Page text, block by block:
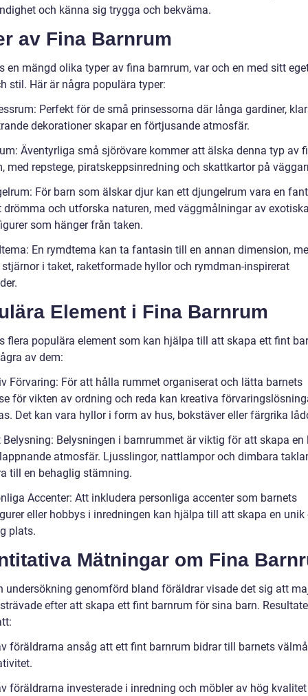
och känna sig trygga och bekväma.
av Fina Barnrum
en mängd olika typer av fina barnrum, var och en med sitt
stil. Här är några populära typer:
Perfekt för de små prinsessorna där långa gardiner,
dekorationer skapar en förtjusande atmosfär.
Äventyrliga små sjörövare kommer att älska denna typ av
med repstege, piratskeppsinredning och skattkartor på
För barn som älskar djur kan ett djungelrum vara en
drömma och utforska naturen, med väggmålningar av
som hänger från taken.
En rymdtema kan ta fantasin till en annan dimension,
i taket, raketformade hyllor och rymdman-inspirerat
Element i Fina Barnrum
flera populära element som kan hjälpa till att skapa ett fint
av dem:
Förvaring: För att hålla rummet organiserat och lätta barnets
för vikten av ordning och reda kan kreativa
Det kan vara hyllor i form av hus, bokstäver eller färgrika
Belysning: Belysningen i barnrummet är viktig för att skapa en
atmosfär. Ljusslingor, nattlampor och dimbara
till en behaglig stämning.
Accenter: Att inkludera personliga accenter som barnets
eller hobbys i inredningen kan hjälpa till att skapa en unik
plats.
Mätningar om Fina
undersökning genomförd bland föräldrar visade det sig att
efter att skapa ett fint barnrum för sina barn.
föräldrarna ansåg att ett fint barnrum bidrar till barnets
föräldrarna investerade i inredning och möbler av hög